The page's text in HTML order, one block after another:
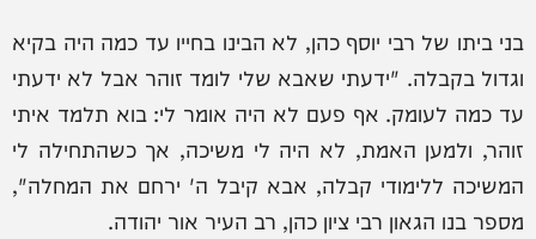
בני ביתו של רבי יוסף כהן, לא הבינו בחייו עד כמה היה בקיא
וגדול בקבלה. "ידעתי שאבא שלי לומד זוהר אבל לא ידעתי
עד כמה לעומק. אף פעם לא היה אומר לי: בוא תלמד איתי
זוהר, ולמען האמת, לא היה לי משיכה, אך כשהתחילה לי
המשיכה ללימודי קבלה, אבא קיבל ה' ירחם את המחלה",
מספר בנו הגאון רבי ציון כהן, רב העיר אור יהודה.